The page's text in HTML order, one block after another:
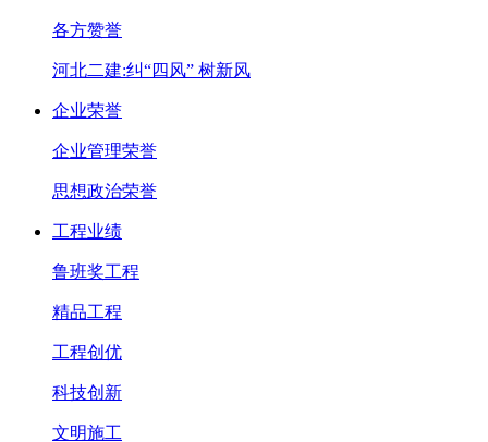
各方赞誉
河北二建:纠“四风” 树新风
企业荣誉
企业管理荣誉
思想政治荣誉
工程业绩
鲁班奖工程
精品工程
工程创优
科技创新
文明施工